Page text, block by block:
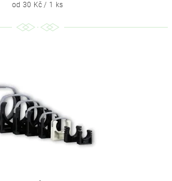
od 30 Kč / 1 ks